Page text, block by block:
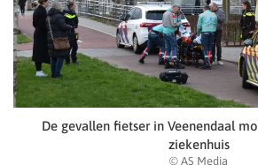
De gevallen fietser in Veenendaal
ziekenhuis
© AS Media